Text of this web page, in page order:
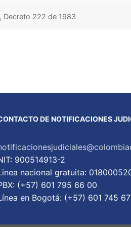
Decreto 222 de 1983
DE NOTIFICACIONES
900514913-2
nacional gratuita:
(+57) 601 795 66 00
en Bogotá: (+57) 601 745